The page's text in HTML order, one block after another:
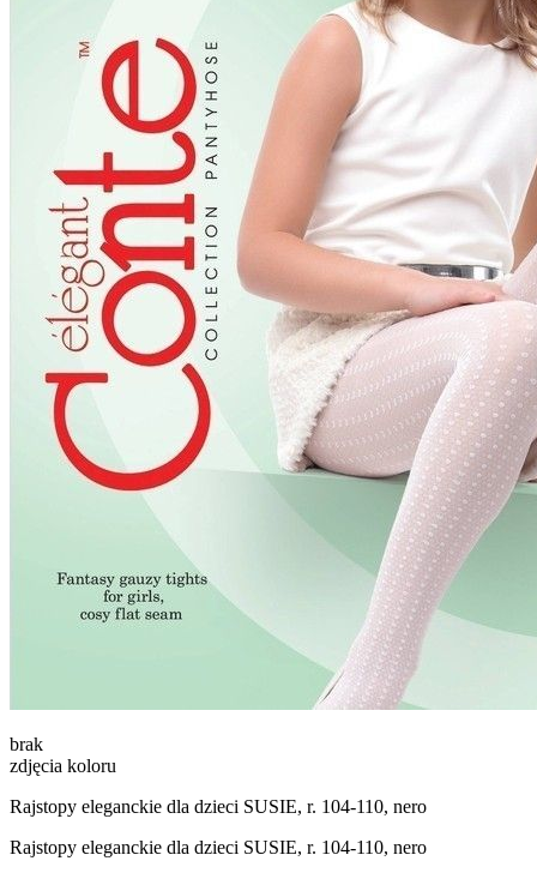
brak
zdjęcia koloru
Rajstopy eleganckie dla dzieci SUSIE, r. 104-110, nero
Rajstopy eleganckie dla dzieci SUSIE, r. 104-110, nero